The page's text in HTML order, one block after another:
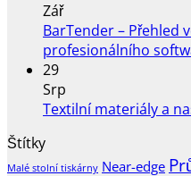
textu
s
pro
–
Zář
BarTender – Přehled
profesionálního
29
Srp
Textilní materiály a
Štítky
Malé stolní tiskárny Near-edge